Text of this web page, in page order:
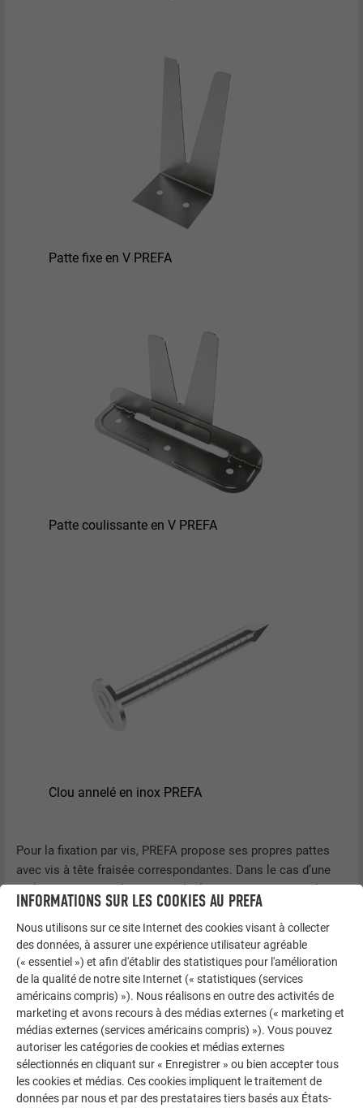
Patte fixe en V PREFA
Patte coulissante en V PREFA
Clou annelé en inox PREFA
Pour la fixation par vis, PREFA propose ses propres pattes
avec vis à tête fraisée correspondantes. Dans le cas d’une
réalisation vissée, il convient d’utiliser 2 vis par patte à la
fois pour les pattes fixes, les pattes coulissantes et les
pattes longues coulissantes.
PATTES VISSÉES + VIS À TÊTE FRAISÉE
INFORMATIONS SUR LES COOKIES AU PREFA
Nous utilisons sur ce site Internet des cookies visant à collecter
des données, à assurer une expérience utilisateur agréable
(« essentiel ») et afin d'établir des statistiques pour l'amélioration
de la qualité de notre site Internet (« statistiques (services
américains compris) »). Nous réalisons en outre des activités de
marketing et avons recours à des médias externes (« marketing et
médias externes (services américains compris) »). Vous pouvez
autoriser les catégories de cookies et médias externes
sélectionnés en cliquant sur « Enregistrer » ou bien accepter tous
les cookies et médias. Ces cookies impliquent le traitement de
données par nous et par des prestataires tiers basés aux États-